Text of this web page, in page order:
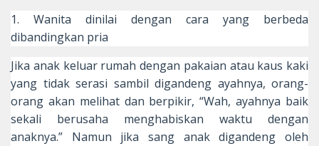
1. Wanita dinilai dengan cara yang berbeda
dibandingkan pria
Jika anak keluar rumah dengan pakaian atau kaus kaki
yang tidak serasi sambil digandeng ayahnya, orang-
orang akan melihat dan berpikir, “Wah, ayahnya baik
sekali berusaha menghabiskan waktu dengan
anaknya.” Namun jika sang anak digandeng oleh